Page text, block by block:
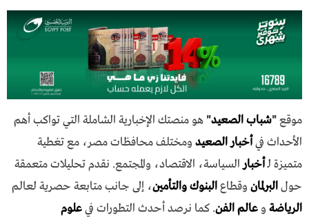
موقع"شباب الصعيد" هو منصتك الإخبارية الشاملة التي تواكب أهم
الأحداث فيأخبار الصعيد ومختلف محافظات مصر، مع تغطية
متميزة لـأخبارالسياسة، الاقتصاد، والمجتمع. نقدم تحليلات متعمقة
حولالبرلمان وقطاعالبنوك والتأمين، إلى جانب متابعة حصرية لعالم
الرياضة و عالم الفن. كما نرصد أحدث التطورات فيعلوم